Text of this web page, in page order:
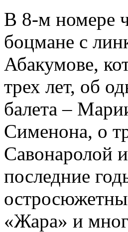
В 8-м номере
боцмане с
Абакумове,
трех лет, об
балета –
Сименона, о
Савонаролой
последние
«Жара» и